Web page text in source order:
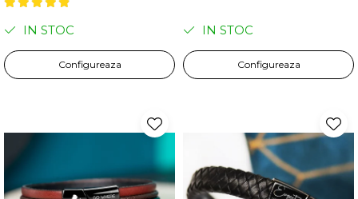
IN STOC
Configureaza
IN STOC
Configureaza